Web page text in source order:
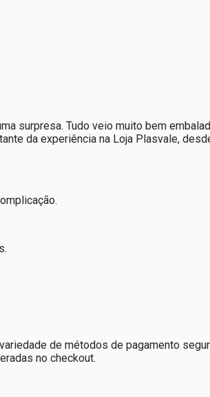
surpresa. Tudo veio muito bem
da experiência na Loja Plasvale,
de métodos de pagamento
no checkout.